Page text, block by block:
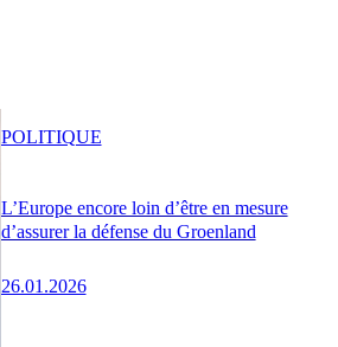
L’Europe encore loin d’être en mesure
d’assurer la défense du Groenland
26.01.2026
POLITIQUE